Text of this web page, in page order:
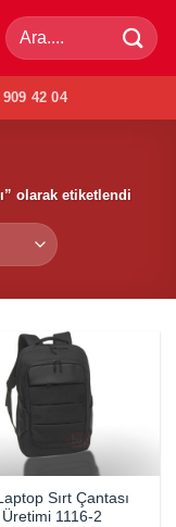
Ara:
42 04
olarak etiketlendi
Sırt Çantası
Üretimi 1116-2